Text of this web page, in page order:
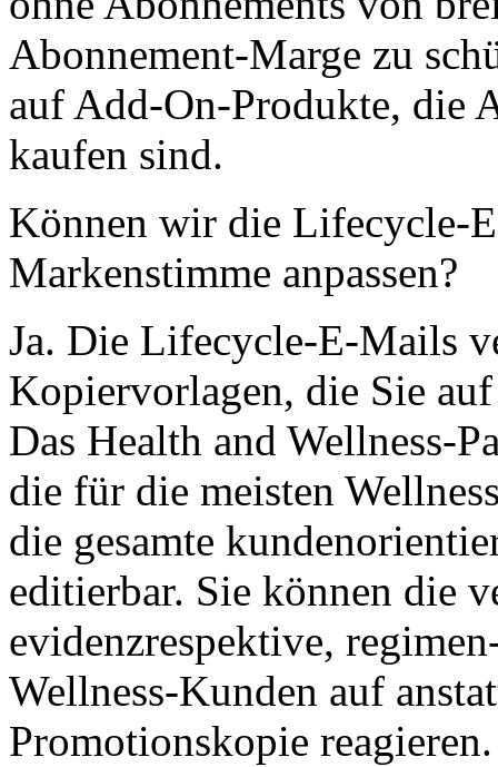
Abonnement-Marge zu
auf Add-On-Produkte, die
kaufen sind.
Können wir die Lifecycle-
Markenstimme anpassen?
Ja. Die Lifecycle-E-Mails
Kopiervorlagen, die Sie
Das Health and Wellness-
die für die meisten
die gesamte
editierbar. Sie können die
evidenzrespektive,
Wellness-Kunden auf
Promotionskopie reagieren.